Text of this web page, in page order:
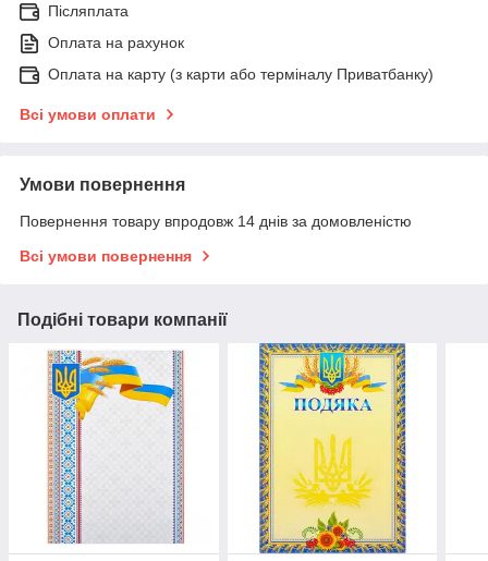
Післяплата
Оплата на рахунок
Оплата на карту (з карти або терміналу Приватбанку)
Всі умови оплати
Умови повернення
Повернення товару впродовж 14 днів за домовленістю
Всі умови повернення
Подібні товари компанії